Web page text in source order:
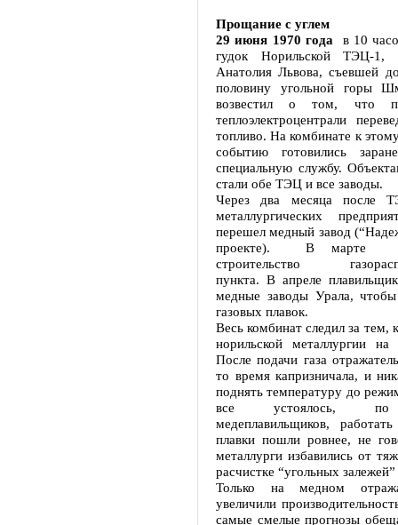
Прощание с углем
29 июня 1970 года в 10
гудок Норильской ТЭЦ-1,
Анатолия Львова, съевшей
половину угольной горы
возвестил о том, что
теплоэлектроцентрали
топливо. На комбинате к
событию готовились
специальную службу.
стали обе ТЭЦ и все заводы.
Через два месяца после
металлургических
перешел медный завод
проекте). В марте
строительство
пункта. В апреле
медные заводы Урала,
газовых плавок.
Весь комбинат следил за тем,
норильской металлургии на
После подачи газа
то время капризничала, и
поднять температуру до
все устоялось, по
медеплавильщиков,
плавки пошли ровнее, не
металлурги избавились от
расчистке “угольных
Только на медном
увеличили
самые смелые прогнозы